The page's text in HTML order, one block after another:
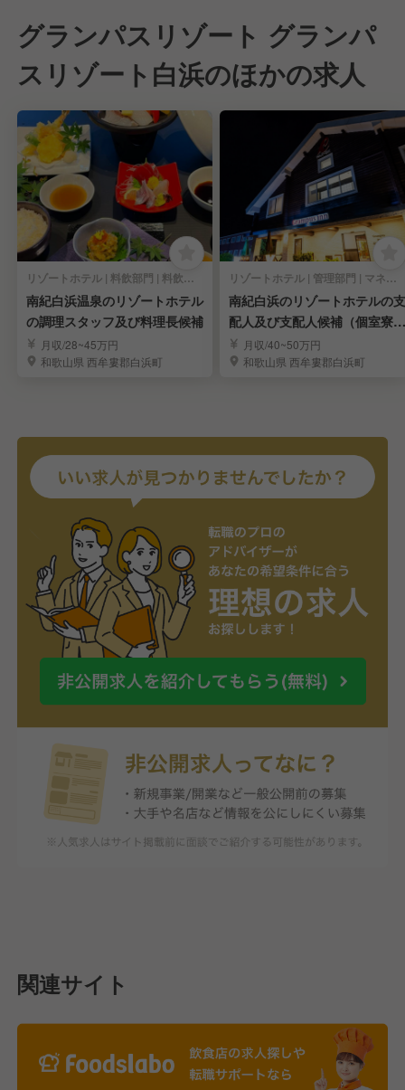
グランパスリゾート グランパ
スリゾート白浜のほかの求人
リゾートホテル | 料飲部門 | 料飲全般
南紀白浜温泉のリゾートホテル
の調理スタッフ及び料理長候補
月収/28~45万円
和歌山県 西牟婁郡白浜町
リゾートホテル | 管理部門 | マネージャー・管理職(施設管理)
南紀白浜のリゾートホテルの支
配人及び支配人候補（個室寮完
備）月収/40~50万円
和歌山県 西牟婁郡白浜町
関連サイト